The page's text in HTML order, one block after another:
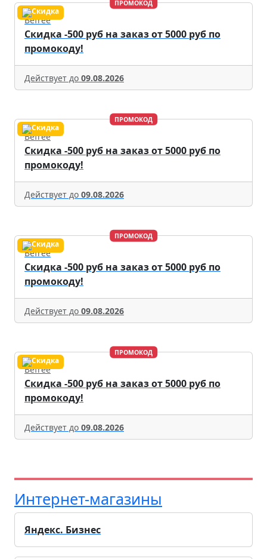
ПРОМОКОД
Befree
Скидка -500 руб на заказ от 5000 руб по
промокоду!
Действует до 09.08.2026
ПРОМОКОД
Befree
Скидка -500 руб на заказ от 5000 руб по
промокоду!
Действует до 09.08.2026
ПРОМОКОД
Befree
Скидка -500 руб на заказ от 5000 руб по
промокоду!
Действует до 09.08.2026
ПРОМОКОД
Befree
Скидка -500 руб на заказ от 5000 руб по
промокоду!
Действует до 09.08.2026
Интернет-магазины
Яндекс. Бизнес